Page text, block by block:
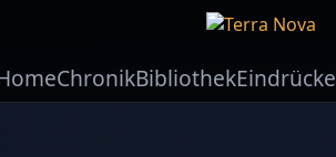
ChronikBibliothekEindrücke